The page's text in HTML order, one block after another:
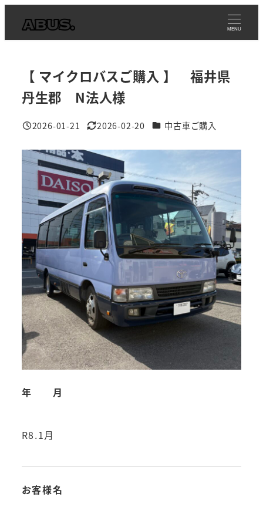
MENU
【 マイクロバスご購入 】 福井県
丹生郡 N法人様
投稿日
2026-01-21
更新日
2026-02-20 事例カテゴリ
中古車ご購入
年 月
R8.1月
お客様名